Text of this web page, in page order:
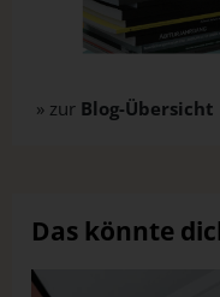
» zur Blog-Übersicht
Das könnte